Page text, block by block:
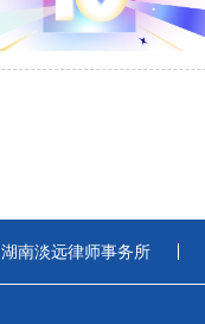
湖南淡远律师事务所